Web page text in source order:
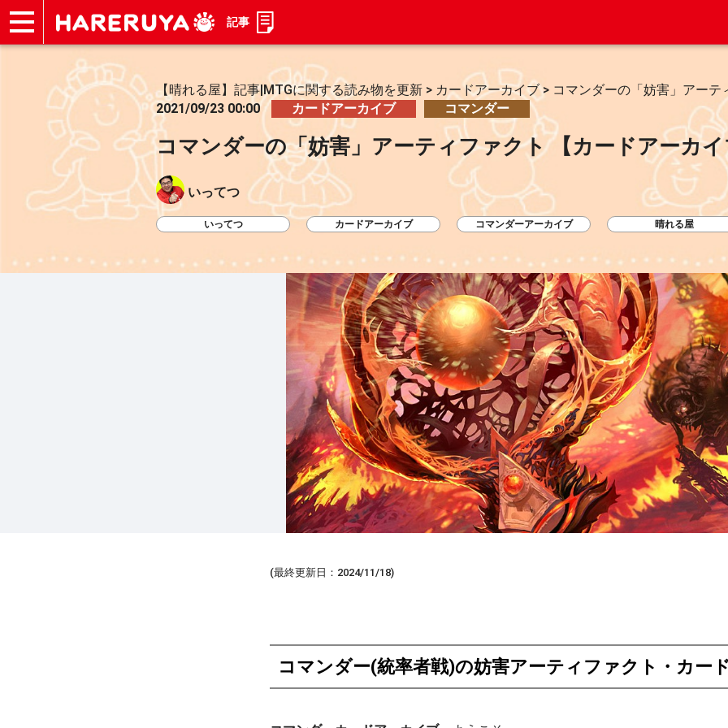
ショップ
デッキ検索
デッキ構築
選手一覧
店舗一覧
イベント
お問い合わせ
記事
【晴れる屋】記事|MTGに関する読み物を更新 > カードアーカイブ> コマンダーの「妨害」アー
2021/09/23 00:00
カードアーカイブ コマンダー
コマンダーの「妨害」アーティファクト 【カードアーカ
いってつ
いってつ カードアーカイブ コマンダーアーカイブ 晴れる屋
(最終更新日：2024/11/18)
コマンダー(統率者戦)の妨害アーティファクト・カー